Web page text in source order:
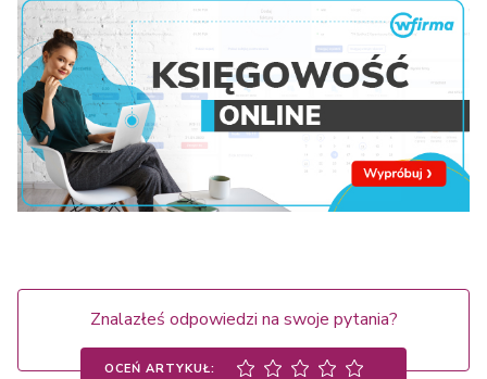
Znalazłeś odpowiedzi na swoje pytania?
OCEŃ ARTYKUŁ: